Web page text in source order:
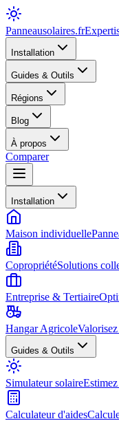
Panneausolaires.fr
Installation
Guides & Outils
Régions
Blog
À propos
Comparer
Installation
Maison individuelle
CopropriétéSolutions
Entreprise & Tertiaire
Hangar Agricole
Guides & Outils
Simulateur solaire
Calculateur d'aides